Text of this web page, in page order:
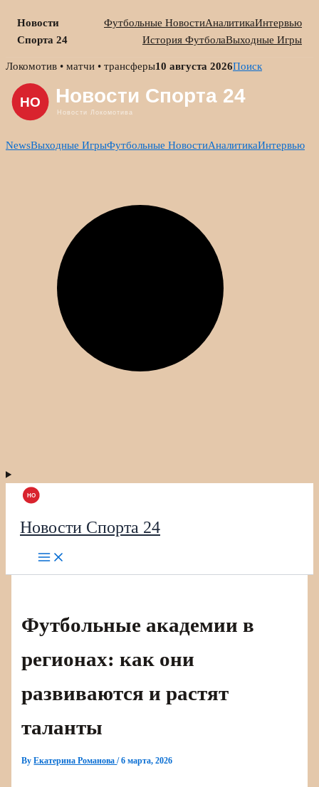
Новости
Спорта 24
Футбольные НовостиАналитикаИнтервью
История ФутболаВыходные Игры
Skip
content
Локомотив • матчи • трансферы10 августа 2026Поиск
NewsВыходные ИгрыФутбольные НовостиАналитикаИнтервью
Новости Спорта 24
Футбольные академии в
регионах: как они
развиваются и растят
таланты
ByЕкатерина Романова/6 марта, 2026